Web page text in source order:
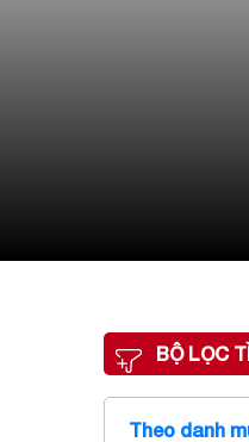
BỘ LỌC
Theo danh